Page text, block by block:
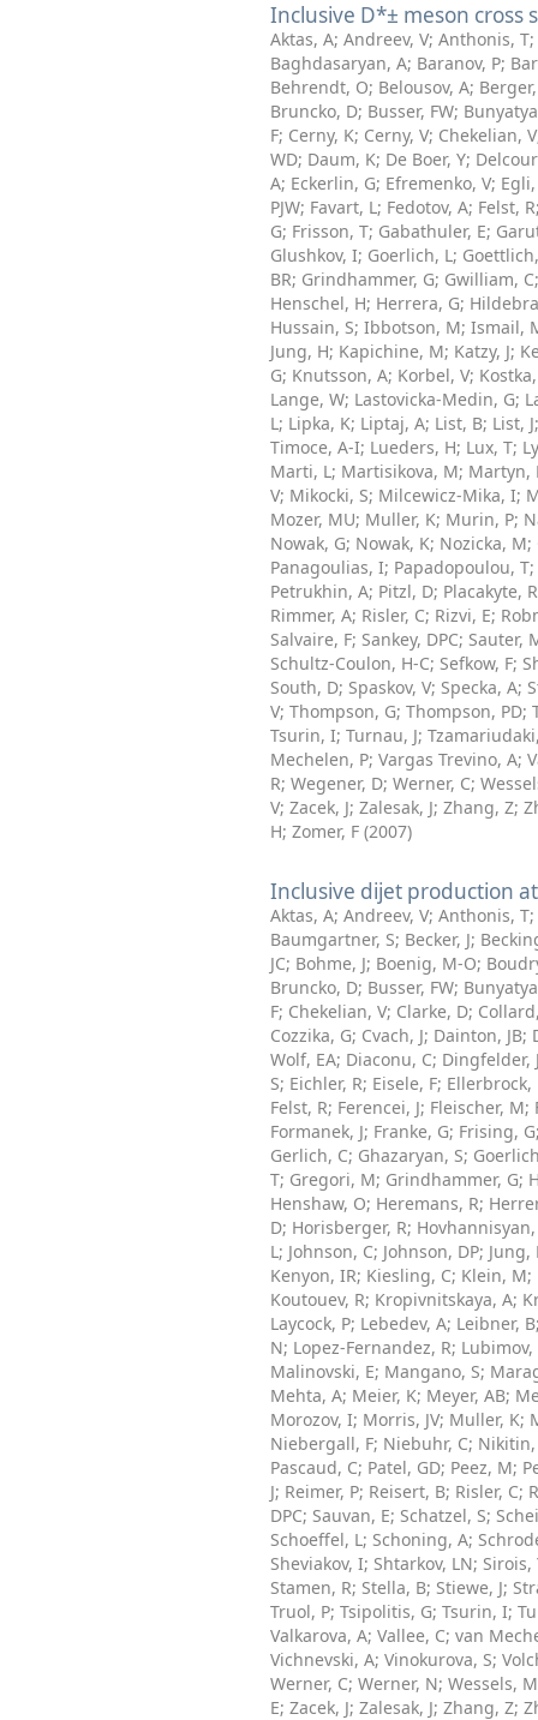
Inclusive D*± meson cross
Aktas, A; Andreev, V; Anthonis, T;
Baghdasaryan, A; Baranov, P;
Behrendt, O; Belousov, A;
Bruncko, D; Busser, FW;
F; Cerny, K; Cerny, V; Chekelian, V
WD; Daum, K; De Boer, Y;
A; Eckerlin, G; Efremenko, V;
PJW; Favart, L; Fedotov, A; Felst, R
G; Frisson, T; Gabathuler, E;
Glushkov, I; Goerlich, L;
BR; Grindhammer, G; Gwilliam, C
Henschel, H; Herrera, G;
Hussain, S; Ibbotson, M; Ismail,
Jung, H; Kapichine, M; Katzy, J;
G; Knutsson, A; Korbel, V;
Lange, W; Lastovicka-Medin, G;
L; Lipka, K; Liptaj, A; List, B; List, J
Timoce, A-I; Lueders, H; Lux, T;
Marti, L; Martisikova, M; Martyn,
V; Mikocki, S; Milcewicz-Mika, I;
Mozer, MU; Muller, K; Murin, P;
Nowak, G; Nowak, K; Nozicka, M;
Panagoulias, I; Papadopoulou, T;
Petrukhin, A; Pitzl, D; Placakyte, R
Rimmer, A; Risler, C; Rizvi, E;
Salvaire, F; Sankey, DPC; Sauter,
Schultz-Coulon, H-C; Sefkow, F;
South, D; Spaskov, V; Specka, A;
V; Thompson, G; Thompson, PD;
Tsurin, I; Turnau, J;
Mechelen, P; Vargas Trevino, A;
R; Wegener, D; Werner, C;
V; Zacek, J; Zalesak, J; Zhang, Z;
H; Zomer, F (2007)
Inclusive dijet production
Aktas, A; Andreev, V; Anthonis, T;
Baumgartner, S; Becker, J;
JC; Bohme, J; Boenig, M-O;
Bruncko, D; Busser, FW;
F; Chekelian, V; Clarke, D;
Cozzika, G; Cvach, J; Dainton, JB;
Wolf, EA; Diaconu, C; Dingfelder,
S; Eichler, R; Eisele, F; Ellerbrock,
Felst, R; Ferencei, J; Fleischer, M;
Formanek, J; Franke, G; Frising, G
Gerlich, C; Ghazaryan, S;
T; Gregori, M; Grindhammer, G;
Henshaw, O; Heremans, R;
D; Horisberger, R;
L; Johnson, C; Johnson, DP; Jung,
Kenyon, IR; Kiesling, C; Klein, M;
Koutouev, R; Kropivnitskaya, A;
Laycock, P; Lebedev, A; Leibner, B
N; Lopez-Fernandez, R; Lubimov,
Malinovski, E; Mangano, S;
Mehta, A; Meier, K; Meyer, AB;
Morozov, I; Morris, JV; Muller, K;
Niebergall, F; Niebuhr, C; Nikitin,
Pascaud, C; Patel, GD; Peez, M;
J; Reimer, P; Reisert, B; Risler, C;
DPC; Sauvan, E; Schatzel, S;
Schoeffel, L; Schoning, A;
Sheviakov, I; Shtarkov, LN; Sirois,
Stamen, R; Stella, B; Stiewe, J;
Truol, P; Tsipolitis, G; Tsurin, I;
Valkarova, A; Vallee, C; van
Vichnevski, A; Vinokurova, S;
Werner, C; Werner, N; Wessels, M
E; Zacek, J; Zalesak, J; Zhang, Z;